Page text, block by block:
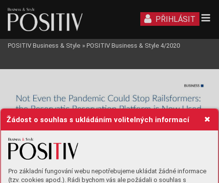
Žádost o souhlas s ukládáním volitelných informací
Pro základní fungování webu nepotřebujeme ukládat žádné informace
(tzv. cookies apod.). Rádi bychom vás ale požádali o souhlas s
PŘIHLÁSIT
POSITIV Business & Style » POSITIV Business & Style 4/2020